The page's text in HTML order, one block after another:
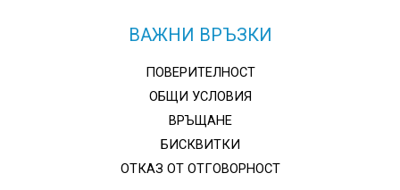
ВАЖНИ ВРЪЗКИ
ПОВЕРИТЕЛНОСТ
ОБЩИ УСЛОВИЯ
ВРЪЩАНЕ
БИСКВИТКИ
ОТКАЗ ОТ ОТГОВОРНОСТ